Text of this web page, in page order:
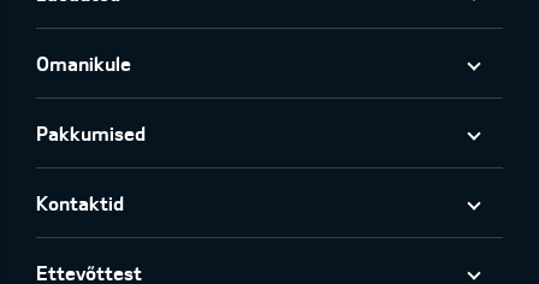
Omanikule
Pakkumised
Kontaktid
Ettevõttest